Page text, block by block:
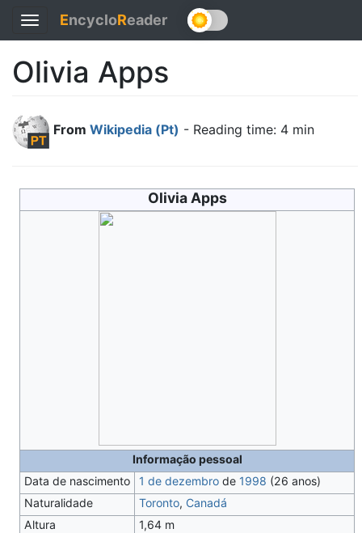
Toggle
navigation
EncycloReader
Olivia Apps
From Wikipedia (Pt) - Reading time: 4 min
Olivia Apps
Informação pessoal
Data de nascimento
1 de dezembro de 1998 (26 anos)
Naturalidade
Toronto, Canadá
Altura
1,64 m